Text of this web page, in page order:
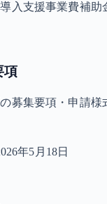
入支援事業費補助
項
募集要項・申請様
年5月18日